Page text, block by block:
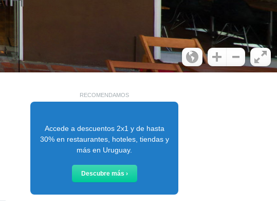
RECOMENDAMOS
Accede a descuentos 2x1 y de hasta
30% en restaurantes, hoteles, tiendas y
más en Uruguay.
Descubre más ›